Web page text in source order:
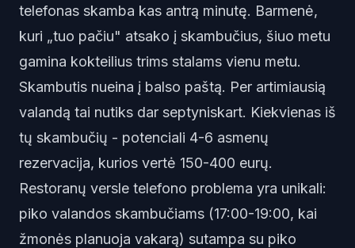
telefonas skamba kas antrą minutę. Barmenė,
kuri „tuo pačiu" atsako į skambučius, šiuo metu
gamina kokteilius trims stalams vienu metu.
Skambutis nueina į balso paštą. Per artimiausią
valandą tai nutiks dar septyniskart. Kiekvienas iš
tų skambučių - potenciali 4-6 asmenų
rezervacija, kurios vertė 150-400 eurų.
Restoranų versle telefono problema yra unikali:
piko valandos skambučiams (17:00-19:00, kai
žmonės planuoja vakarą) sutampa su piko